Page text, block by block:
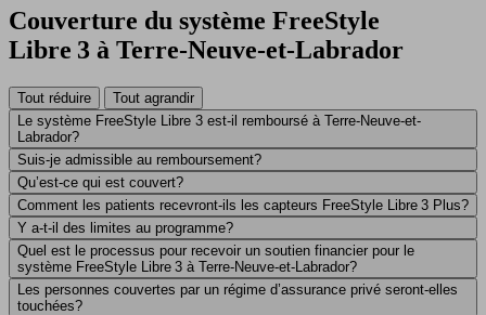
Couverture du système FreeStyle
Libre 3 à Terre‑Neuve‑et‑Labrador
Tout réduire
Tout agrandir
Le système FreeStyle Libre 3 est-il remboursé à Terre-Neuve-et-
Labrador?
Suis-je admissible au remboursement?
Qu’est-ce qui est couvert?
Comment les patients recevront-ils les capteurs FreeStyle Libre 3 Plus?
Y a-t-il des limites au programme?
Quel est le processus pour recevoir un soutien financier pour le
système FreeStyle Libre 3 à Terre-Neuve-et-Labrador?
Les personnes couvertes par un régime d’assurance privé seront-elles
touchées?